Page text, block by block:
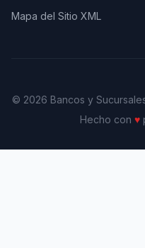
Mapa del Sitio XML
© 2026 Bancos y
Hecho con ♥